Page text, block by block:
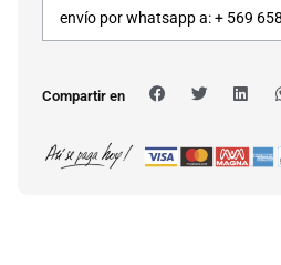
envío por whatsapp a: + 569
Compartir en